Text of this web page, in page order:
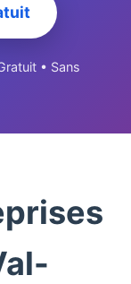
• Sans